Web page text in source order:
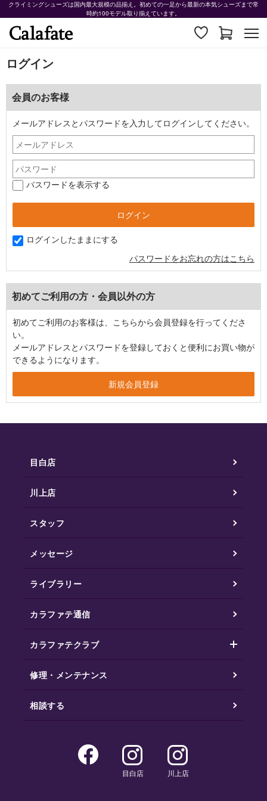
クライミングシューズは国内最大規模の品揃え。初めての一足から最新の本気シューズまで常
時約100モデル取り揃えています。
ログイン
会員のお客様
メールアドレスとパスワードを入力してログインしてください。
パスワードを表示する
ログインしたままにする
パスワードをお忘れの方はこちら
初めてご利用の方・会員以外の方
初めてご利用のお客様は、こちらから会員登録を行ってくださ
い。
メールアドレスとパスワードを登録しておくと便利にお買い物が
できるようになります。
目白店
川上店
スタッフ
メッセージ
ライブラリー
カラファテ通信
カラファテクラブ
修理・メンテナンス
相談する
目白店 川上店